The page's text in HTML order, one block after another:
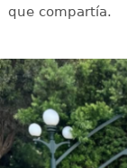
que compartía.